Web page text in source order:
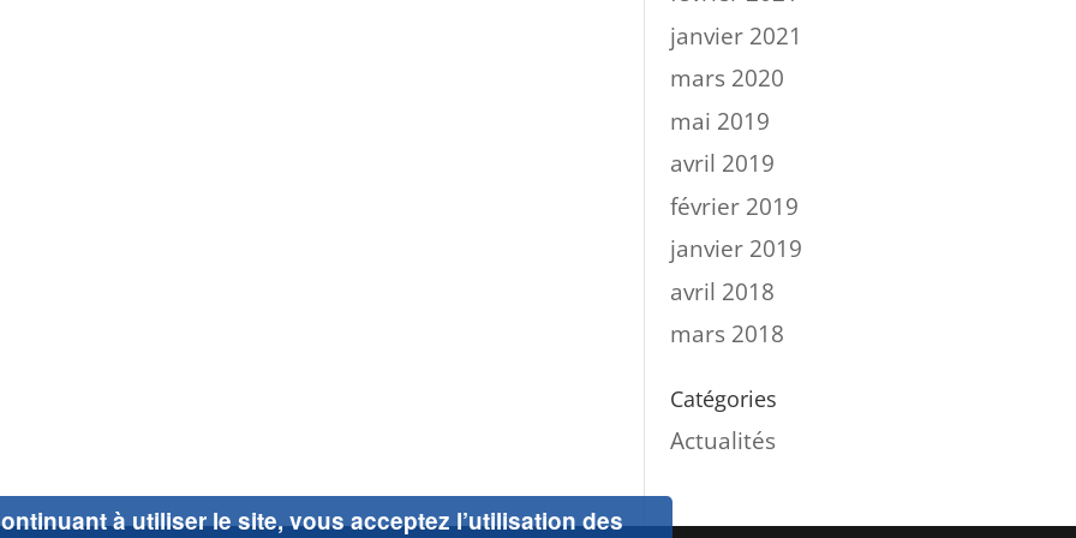
janvier 2021
mars 2020
mai 2019
avril 2019
février 2019
janvier 2019
avril 2018
mars 2018
Catégories
Actualités
à utiliser le site, vous acceptez l’utilisation des